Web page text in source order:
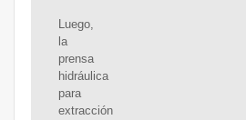
Luego,
la
prensa
hidráulica
para
extracción